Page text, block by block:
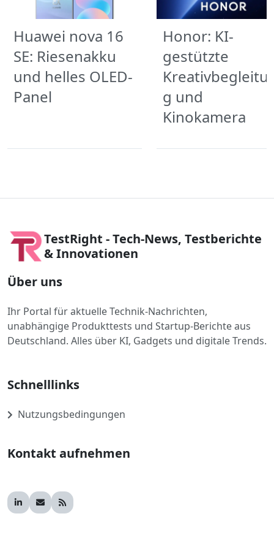
Huawei nova 16
SE: Riesenakku
und helles OLED-
Panel
Honor: KI-
gestützte
g und
Kinokamera
TestRight - Tech-News, Testberichte
& Innovationen
Über uns
Ihr Portal für aktuelle Technik-Nachrichten,
unabhängige Produkttests und Startup-Berichte aus
Deutschland. Alles über KI, Gadgets und digitale Trends.
Schnelllinks
Nutzungsbedingungen
Kontakt aufnehmen